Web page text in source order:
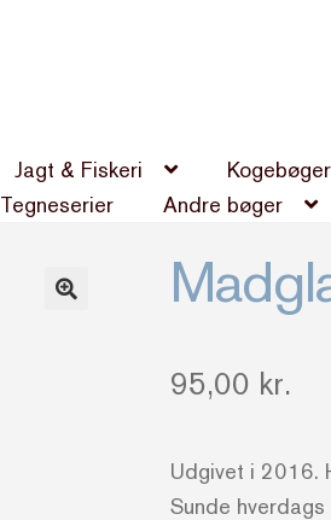
Jagt & Fiskeri
Kogebøger
Tegneserier Andre bøger
95,00 kr.
Udgivet i 2016.
Sunde